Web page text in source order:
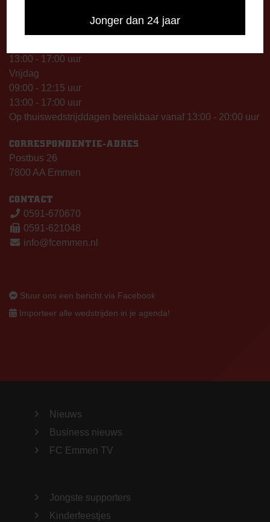
Jonger dan 24 jaar
13:00 - 17:00 uur
Vrijdag
09:00 - 12:15 uur
13:00 - 17:00 uur
Op thuiswedstrijddagen bereikbaar vanaf 13:00 - 20:00 uur
CORRESPONDENTIE-ADRES
Postbus 26
7800 AA Emmen
CONTACT
0591-670670
0591-621048
info@fcemmen.nl
Stuur ons een bericht via Facebook
Importeer alle wedstrijden in je agenda!
Nieuws
Business nieuws
FC Emmen TV
Jongste supporters
Kinderfeestjes